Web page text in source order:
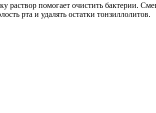
раствор помогает очистить бактерии.
рта и удалять остатки тонзиллолитов.